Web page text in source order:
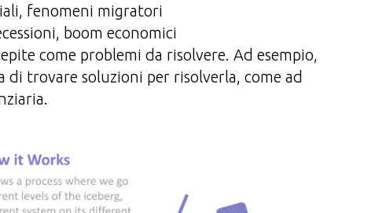
fenomeni migratori
boom economici
come problemi da risolvere. Ad esempio,
di trovare soluzioni per risolverla, come ad